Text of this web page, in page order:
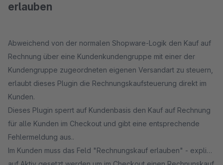
erlauben
Abweichend von der normalen Shopware-Logik den Kauf auf
Rechnung über eine Kundenkundengruppe mit einer der
Kundengruppe zugeordneten eigenen Versandart zu steuern,
erlaubt dieses Plugin die Rechnungskaufsteuerung direkt im
Kunden.
Dieses Plugin sperrt auf Kundenbasis den Kauf auf Rechnung
für alle Kunden im Checkout und gibt eine entsprechende
Fehlermeldung aus..
Im Kunden muss das Feld "Rechnungskauf erlauben" - explizit